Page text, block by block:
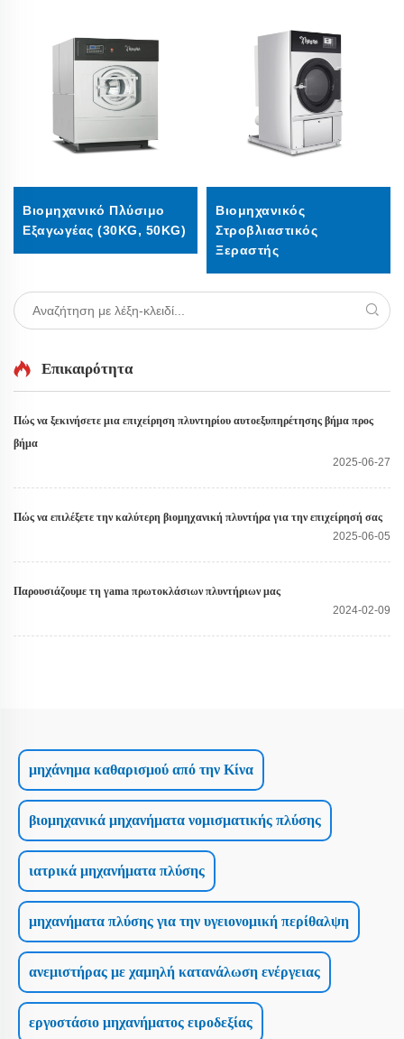
Βιομηχανικό Πλύσιμο
Εξαγωγέας (30KG, 50KG)
Βιομηχανικός
Στροβλιαστικός
Ξεραστής
Επικαιρότητα
Πώς να ξεκινήσετε μια επιχείρηση πλυντηρίου αυτοεξυπηρέτησης βήμα προς
βήμα
2025-06-27
Πώς να επιλέξετε την καλύτερη βιομηχανική πλυντήρα για την επιχείρησή σας
2025-06-05
Παρουσιάζουμε τη γama πρωτοκλάσιων πλυντήριων μας
2024-02-09
μηχάνημα καθαρισμού από την Κίνα
βιομηχανικά μηχανήματα νομισματικής πλύσης
ιατρικά μηχανήματα πλύσης
μηχανήματα πλύσης για την υγειονομική περίθαλψη
ανεμιστήρας με χαμηλή κατανάλωση ενέργειας
εργοστάσιο μηχανήματος ειροδεξίας